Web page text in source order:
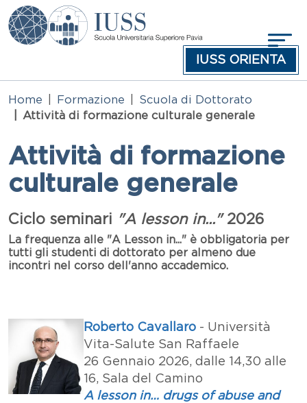
Salta al contenuto principale
IUSS ORIENTA
Home Formazione
Scuola di Dottorato
Attività di formazione culturale generale
Attività di formazione
culturale generale
Testo
Ciclo seminari "A lesson in..." 2026
La frequenza alle "A Lesson in..." è obbligatoria per
tutti gli studenti di dottorato per almeno due
incontri nel corso dell'anno accademico.
Roberto Cavallaro - Università
Vita-Salute San Raffaele
26 Gennaio 2026, dalle 14,30 alle
16, Sala del Camino
A lesson in… drugs of abuse and